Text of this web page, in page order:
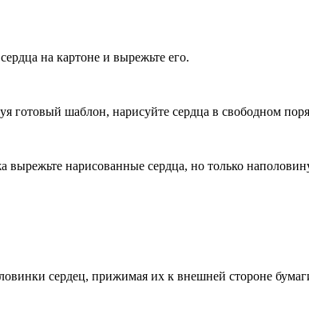
на картоне и вырежьте его.
готовый шаблон, нарисуйте сердца в свободном
нарисованные сердца, но только
сердец, прижимая их к внешней стороне